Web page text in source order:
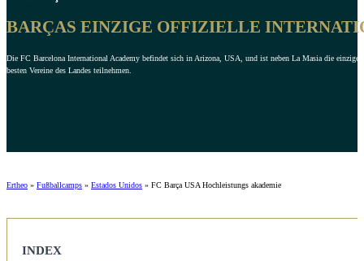
BARÇAS EINZIGE OFFIZIELLE
Die FC Barcelona International Academy befindet sich in Arizona, USA, und ist neben La Masia die
besten Vereine des Landes teilnehmen.
Ertheo » Fußballcamps » Estados Unidos » FC Barça USA Hochleistungs akademie
INDEX